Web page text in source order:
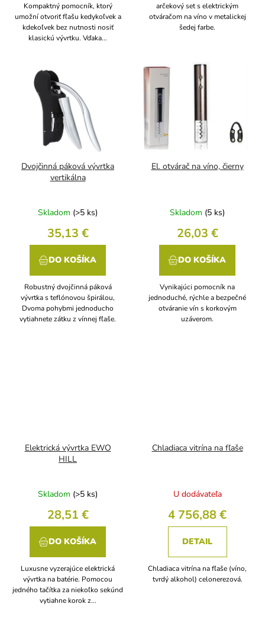
Kompaktný pomocník, ktorý
umožní otvoriť fľašu kedykoľvek a
kdekoľvek bez nutnosti nosiť
klasickú vývrtku. Vďaka...
arčekový set s elektrickým
otváračom na víno v metalickej
šedej farbe.
Dvojčinná páková vývrtka
vertikálna
Skladom (>5 ks)
35,13 €
DO KOŠÍKA
Robustný dvojčinná páková
vývrtka s teflónovou špirálou,
Dvoma pohybmi jednoducho
vytiahnete zátku z vínnej fľaše.
El. otvárač na víno, čierny
Skladom (5 ks)
26,03 €
DO KOŠÍKA
Vynikajúci pomocník na
jednoduché, rýchle a bezpečné
otváranie vín s korkovým
uzáverom.
Elektrická vývrtka EWO
HILL
Skladom (>5 ks)
28,51 €
DO KOŠÍKA
Luxusne vyzerajúce elektrická
vývrtka na batérie. Pomocou
jedného tačítka za niekoľko sekúnd
vytiahne korok z...
Chladiaca vitrína na fľaše
U dodávateľa
4 756,88 €
DETAIL
Chladiaca vitrína na fľaše (víno,
tvrdý alkohol) celonerezová.